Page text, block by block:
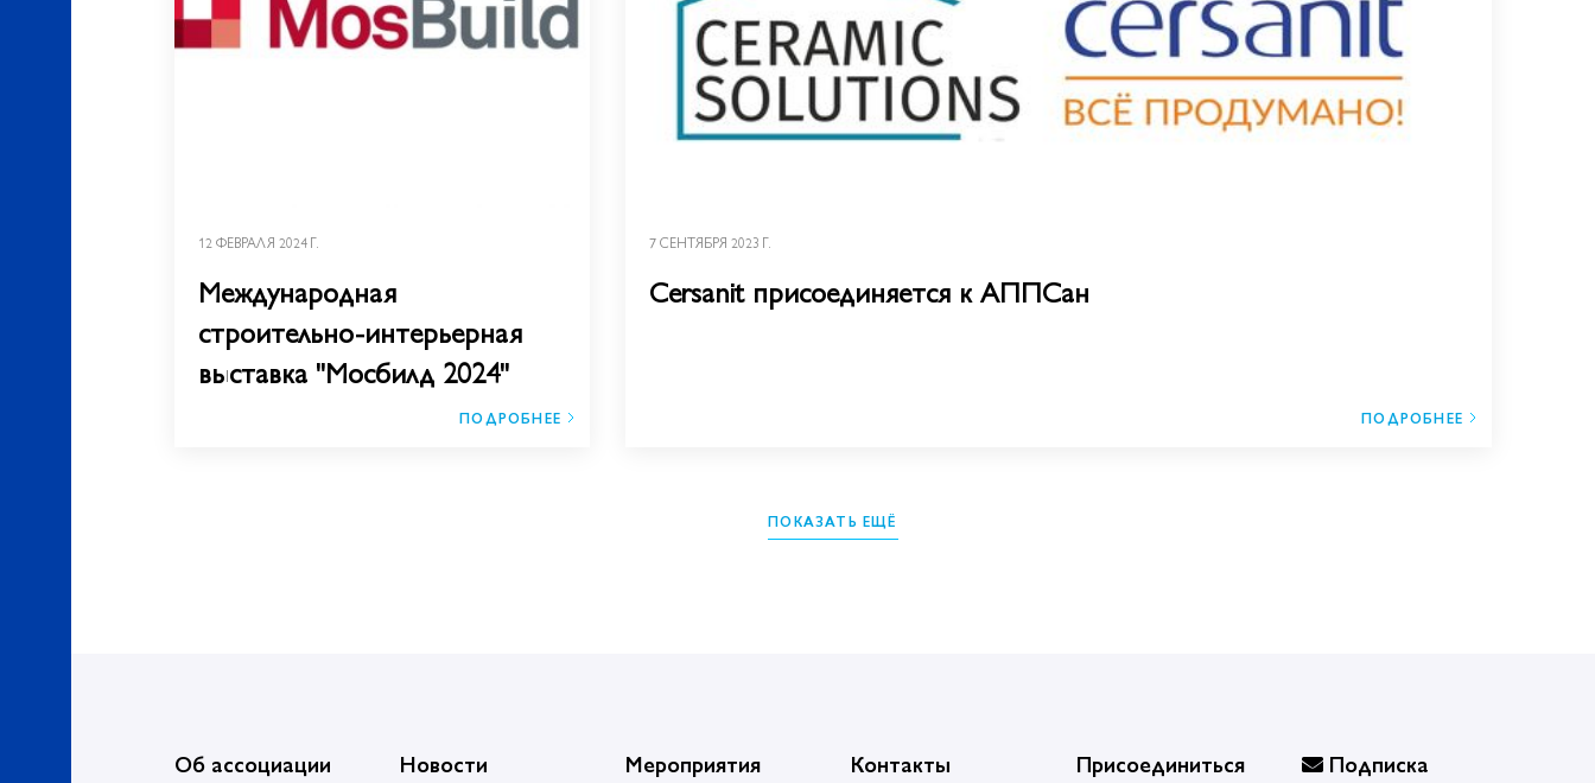
12 ФЕВРАЛЯ 2024 Г.
Международная
строительно-интерьерная
выставка "Мосбилд 2024"
ПОДРОБНЕЕ
7 СЕНТЯБРЯ 2023 Г.
Cersanit присоединяется к АППСан
ПОДРОБНЕЕ
ПОКАЗАТЬ ЕЩЁ
Об ассоциации Новости Мероприятия Контакты Присоединиться Подписка